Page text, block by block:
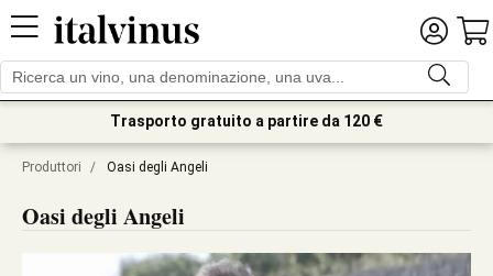
Trasporto gratuito a partire da 120 €
Produttori / Oasi degli Angeli
Oasi degli Angeli